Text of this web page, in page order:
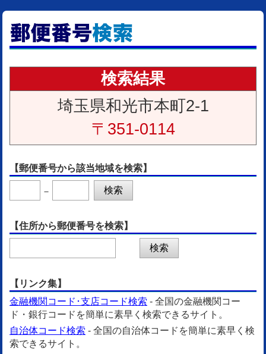
検索結果
埼玉県和光市本町2-1
〒351-0114
【郵便番号から該当地域を検索】
－
【住所から郵便番号を検索】
【リンク集】
金融機関コード･支店コード検索 - 全国の金融機関コー
ド・銀行コードを簡単に素早く検索できるサイト。
自治体コード検索 - 全国の自治体コードを簡単に素早く検
索できるサイト。